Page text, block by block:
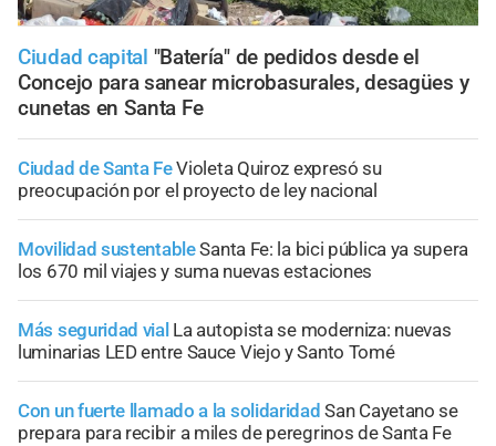
Ciudad capital "Batería" de pedidos desde el
Concejo para sanear microbasurales, desagües y
cunetas en Santa Fe
Ciudad de Santa FeVioleta Quiroz expresó su
preocupación por el proyecto de ley nacional
Movilidad sustentableSanta Fe: la bici pública ya supera
los 670 mil viajes y suma nuevas estaciones
Más seguridad vial La autopista se moderniza: nuevas
luminarias LED entre Sauce Viejo y Santo Tomé
Con un fuerte llamado a la solidaridad San Cayetano se
prepara para recibir a miles de peregrinos de Santa Fe